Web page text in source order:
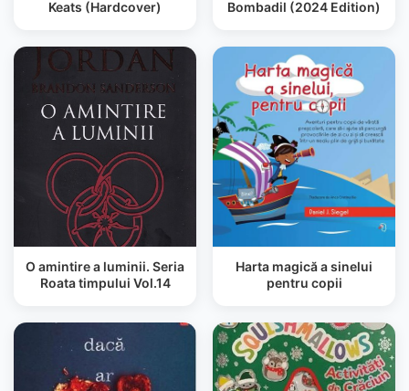
Keats (Hardcover)
Bombadil (2024 Edition)
O amintire a luminii. Seria
Roata timpului Vol.14
Harta magică a sinelui
pentru copii